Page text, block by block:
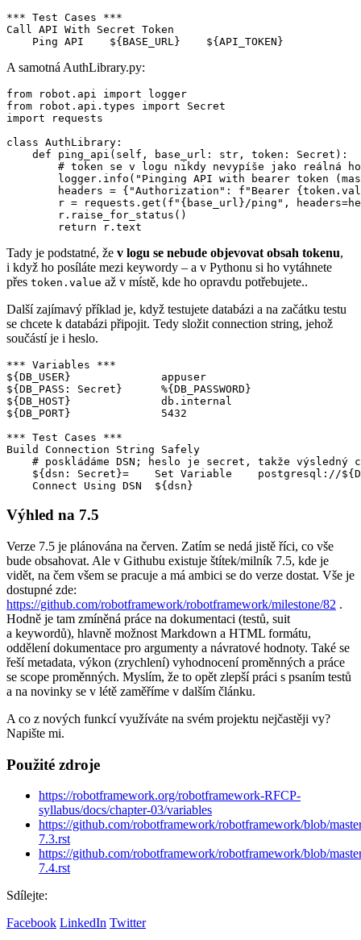
*** Test Cases ***
Call API With Secret Token
    Ping API    ${BASE_URL}    ${API_TOKEN}
A samotná AuthLibrary.py:
from robot.api import logger
from robot.api.types import Secret
import requests
class AuthLibrary:
    def ping_api(self, base_url: str, token: Secret):
# token se v logu nikdy nevypíše jako reálná
logger.info("Pinging API with bearer token
headers = {"Authorization": f"Bearer
r = requests.get(f"{base_url}/ping",
        r.raise_for_status()
        return r.text
Tady je podstatné, že v logu se nebude objevovat obsah tokenu,
i když ho posíláte mezi keywordy – a v Pythonu si ho vytáhnete
přes token.value až v místě, kde ho opravdu potřebujete..
Další zajímavý příklad je, když testujete databázi a na začátku testu
se chcete k databázi připojit. Tedy složit connection string, jehož
součástí je i heslo.
*** Variables ***
${DB_USER}              appuser
${DB_PASS: Secret}      %{DB_PASSWORD}
${DB_HOST}              db.internal
${DB_PORT}              5432
*** Test Cases ***
Build Connection String Safely
# poskládáme DSN; heslo je secret, takže výsledný
${dsn: Secret}=    Set Variable    postgresql://
    Connect Using DSN  ${dsn}
Výhled na 7.5
Verze 7.5 je plánována na červen. Zatím se nedá jistě říci, co vše
bude obsahovat. Ale v Githubu existuje štítek/milník 7.5, kde je
vidět, na čem všem se pracuje a má ambici se do verze dostat. Vše je
dostupné zde:
https://github.com/robotframework/robotframework/milestone/82 .
Hodně je tam zmíněná práce na dokumentaci (testů, suit
a keywordů), hlavně možnost Markdown a HTML formátu,
oddělení dokumentace pro argumenty a návratové hodnoty. Také se
řeší metadata, výkon (zrychlení) vyhodnocení proměnných a práce
se scope proměnných. Myslím, že to opět zlepší práci s psaním testů
a na novinky se v létě zaměříme v dalším článku.
A co z nových funkcí využíváte na svém projektu nejčastěji vy?
Napište mi.
Použité zdroje
https://robotframework.org/robotframework-RFCP-
syllabus/docs/chapter-03/variables
https://github.com/robotframework/robotframework/blob/
7.3.rst
https://github.com/robotframework/robotframework/blob/
7.4.rst
Sdílejte:
Facebook LinkedIn Twitter